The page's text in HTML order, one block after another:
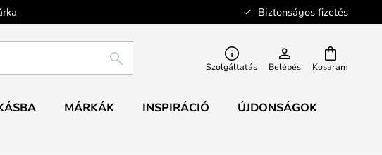
Biztonságos fizetés
Kosaram
KERESÉS Szolgáltatás Belépés
MÁRKÁK INSPIRÁCIÓ ÚJDONSÁGOK